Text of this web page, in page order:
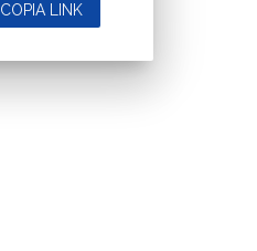
COPIA LINK